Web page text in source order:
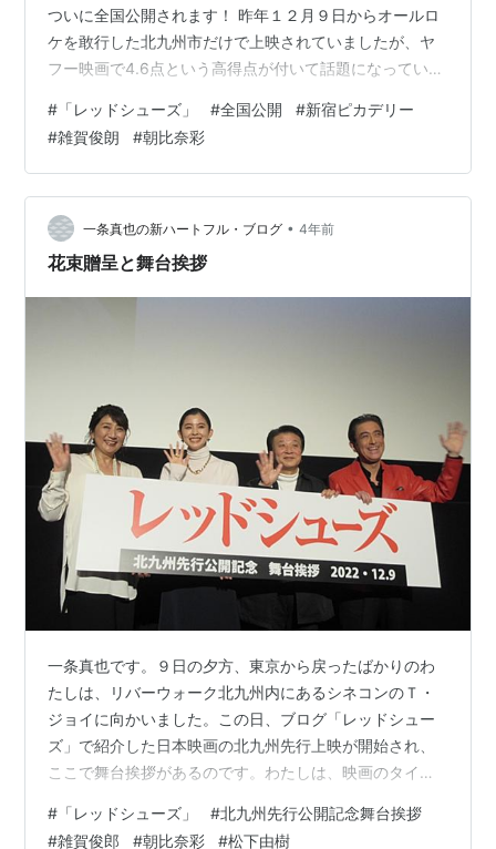
ついに全国公開されます！ 昨年１２月９日からオールロ
ケを敢行した北九州市だけで上映されていましたが、ヤ
フー映画で4.6点という高得点が付いて話題になっていま
されます。明日行われる東京の新宿ピカデリーの舞台挨
拶では、１番大きいスクリーンが用意されているそうで
すが、５８０席になんと１０００通近い応募が集まった
そうです。すごい人気ですね！ ヤフー映画の「解説」に
は、こう書かれています。「シングルマザーのボクサー
と娘の絆を描いたヒューマンドラマ。ある事…
# 「レッドシューズ」 #全国公開 #新宿ピカデリー
#雑賀俊朗 #朝比奈彩
一条真也の新ハートフル・ブログ • 4年前
花束贈呈と舞台挨拶
一条真也です。９日の夕方、東京から戻ったばかりのわ
たしは、リバーウォーク北九州内にあるシネコンのＴ・
ジョイに向かいました。この日、ブログ「レッドシュー
ズ」で紹介した日本映画の北九州先行上映が開始され、
ここで舞台挨拶があるのです。わたしは、映画のタイト
ケットを着ました。 リバーウォーク北九州の前で Ｔ・ジ
# 「レッドシューズ」 #北九州先行公開記念舞台挨拶
#雑賀俊郎 #朝比奈彩 #松下由樹